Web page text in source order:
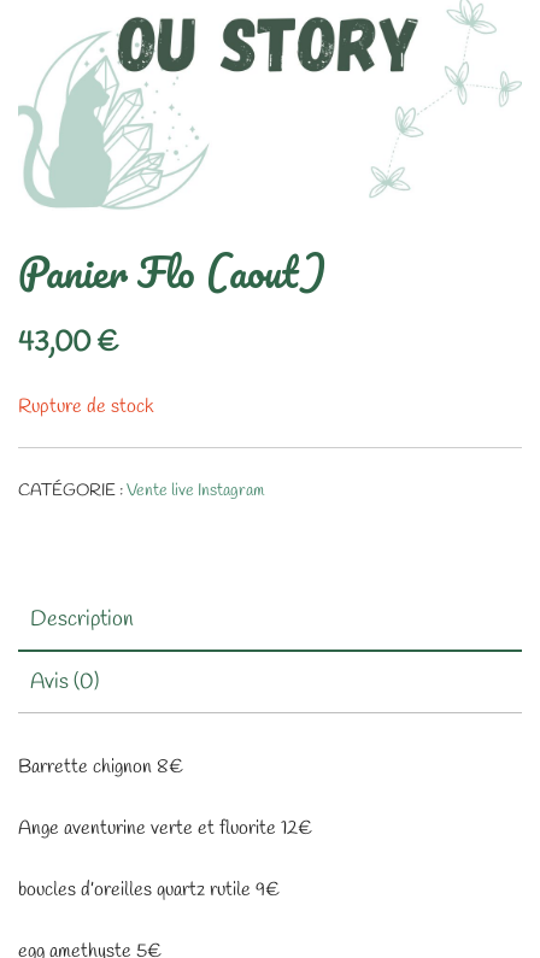
Panier Flo (aout)
43,00€
Rupture de stock
CATÉGORIE :Vente live Instagram
Description
Avis (0)
Barrette chignon 8€
Ange aventurine verte et fluorite 12€
boucles d’oreilles quartz rutile 9€
egg amethyste 5€